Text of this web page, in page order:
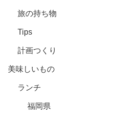
旅の持ち物
Tips
計画つくり
美味しいもの
ランチ
福岡県